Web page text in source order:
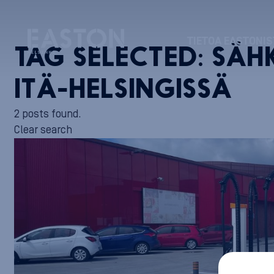
TIETOA
TAG SELECTED:
ITÄ-HELSINGISSÄ
2 posts found.
Clear search